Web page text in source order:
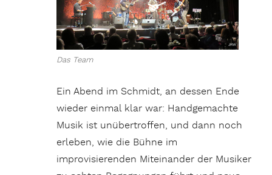
Das Team
Ein Abend im Schmidt, an dessen Ende
wieder einmal klar war: Handgemachte
Musik ist unübertroffen, und dann noch
erleben, wie die Bühne im
improvisierenden Miteinander der Musiker